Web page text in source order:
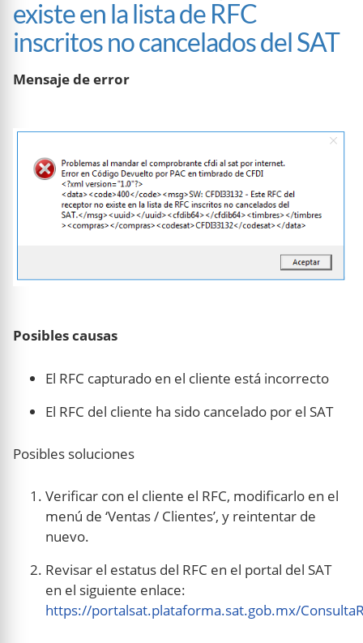
existe en la lista de RFC
inscritos no cancelados del SAT
Mensaje de error
Posibles causas
El RFC capturado en el cliente está incorrecto
El RFC del cliente ha sido cancelado por el SAT
Posibles soluciones
Verificar con el cliente el RFC, modificarlo en el
menú de ‘Ventas / Clientes’, y reintentar de
nuevo.
Revisar el estatus del RFC en el portal del SAT
en el siguiente enlace:
https://portalsat.plataforma.sat.gob.mx/